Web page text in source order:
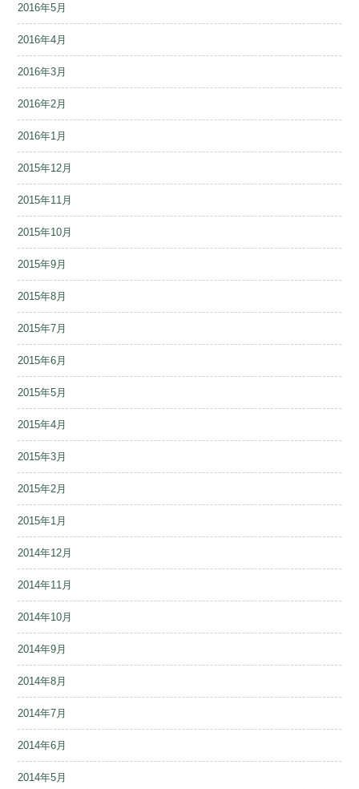
2016年5月
2016年4月
2016年3月
2016年2月
2016年1月
2015年12月
2015年11月
2015年10月
2015年9月
2015年8月
2015年7月
2015年6月
2015年5月
2015年4月
2015年3月
2015年2月
2015年1月
2014年12月
2014年11月
2014年10月
2014年9月
2014年8月
2014年7月
2014年6月
2014年5月